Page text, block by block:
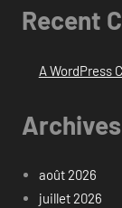
Recent
A WordPress
Archives
août 2026
juillet 2026